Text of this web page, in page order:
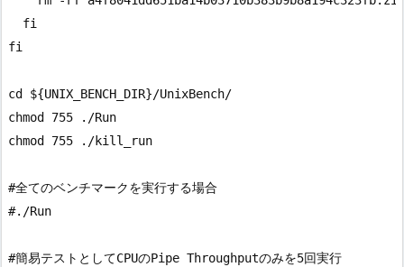
  fi
fi
cd ${UNIX_BENCH_DIR}/UnixBench/
chmod 755 ./Run
chmod 755 ./kill_run
#全てのベンチマークを実行する場合
#./Run
#簡易テストとしてCPUのPipe Throughputのみを5回実行